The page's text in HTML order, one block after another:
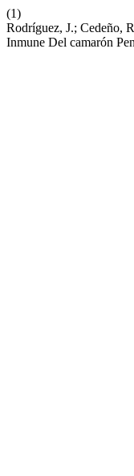
(1)
Rodríguez, J.; Cedeño,
Inmune Del camarón